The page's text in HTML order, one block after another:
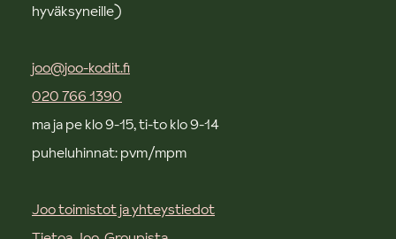
hyväksyneille)
joo@joo-kodit.fi
020 766 1390
ma ja pe klo 9-15, ti-to klo 9-14
puheluhinnat: pvm/mpm
Joo toimistot ja yhteystiedot